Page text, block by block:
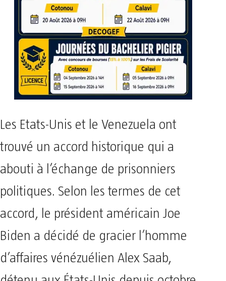
Les Etats-Unis et le Venezuela ont
trouvé un accord historique qui a
abouti à l’échange de prisonniers
politiques. Selon les termes de cet
accord, le président américain Joe
Biden a décidé de gracier l’homme
d’affaires vénézuélien Alex Saab,